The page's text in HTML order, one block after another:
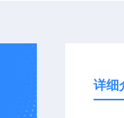
详细